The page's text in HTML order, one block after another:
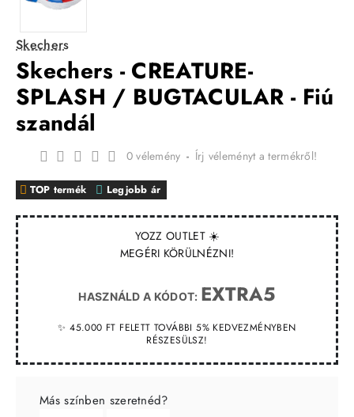
Skechers
Skechers - CREATURE-
SPLASH / BUGTACULAR - Fiú
szandál
YOZZ OUTLET ☀️
MEGÉRI KÖRÜLNÉZNI!
HASZNÁLD A KÓDOT: EXTRA5
✨ 45.000 FT FELETT TOVÁBBI 5% KEDVEZMÉNYBEN
RÉSZESÜLSZ!
TOP termék Legjobb ár
0 vélemény - Írj véleményt a termékről!
Más színben szeretnéd?